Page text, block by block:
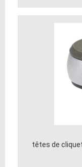
têtes de